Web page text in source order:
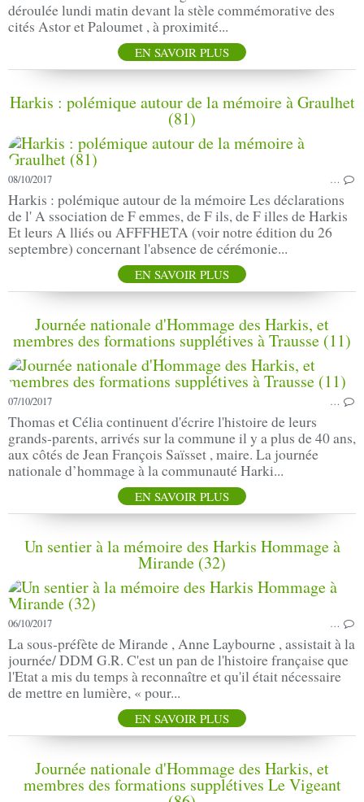
déroulée lundi matin devant la stèle commémorative des
cités Astor et Paloumet , à proximité...
EN SAVOIR PLUS
Harkis : polémique autour de la mémoire à Graulhet
(81)
08/10/2017 …
Harkis : polémique autour de la mémoire Les déclarations
de l' A ssociation de F emmes, de F ils, de F illes de Harkis
Et leurs A lliés ou AFFFHETA (voir notre édition du 26
septembre) concernant l'absence de cérémonie...
EN SAVOIR PLUS
Journée nationale d'Hommage des Harkis, et
membres des formations supplétives à Trausse (11)
07/10/2017 …
Thomas et Célia continuent d'écrire l'histoire de leurs
grands-parents, arrivés sur la commune il y a plus de 40 ans,
aux côtés de Jean François Saïsset , maire. La journée
nationale d’hommage à la communauté Harki...
EN SAVOIR PLUS
Un sentier à la mémoire des Harkis Hommage à
Mirande (32)
06/10/2017 …
La sous-préfète de Mirande , Anne Laybourne , assistait à la
journée/ DDM G.R. C'est un pan de l'histoire française que
l'Etat a mis du temps à reconnaître et qu'il était nécessaire
de mettre en lumière, « pour...
EN SAVOIR PLUS
Journée nationale d'Hommage des Harkis, et
membres des formations supplétives Le Vigeant